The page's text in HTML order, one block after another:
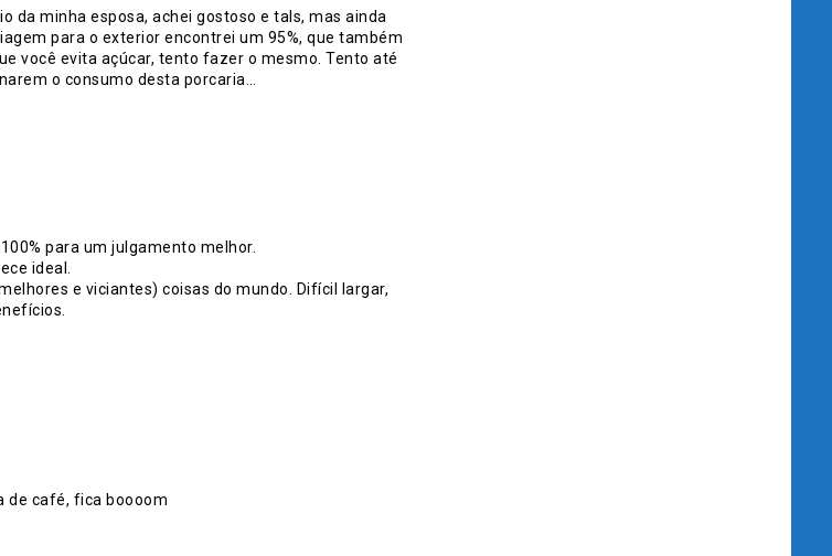
da minha esposa, achei gostoso e tals, mas ainda
para o exterior encontrei um 95%, que também
você evita açúcar, tento fazer o mesmo. Tento até
o consumo desta porcaria…
para um julgamento melhor.
ideal.
e viciantes) coisas do mundo. Difícil largar,
de café, fica boooom